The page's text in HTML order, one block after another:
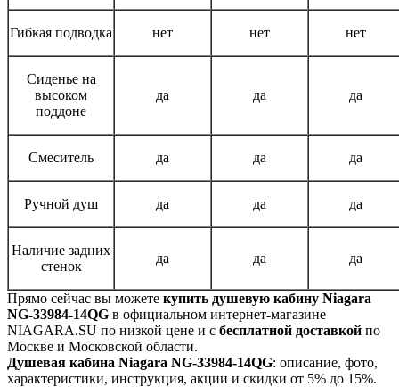
Гибкая подводка нет нет нет
Сиденье на
высоком
поддоне
да да да
Смеситель да да да
Ручной душ да да да
Наличие задних
стенок
да да да
Прямо сейчас вы можете купить душевую кабину Niagara
NG-33984-14QG в официальном интернет-магазине
NIAGARA.SU по низкой цене и с бесплатной доставкой по
Москве и Московской области.
Душевая кабина Niagara NG-33984-14QG: описание, фото,
характеристики, инструкция, акции и скидки от 5% до 15%.